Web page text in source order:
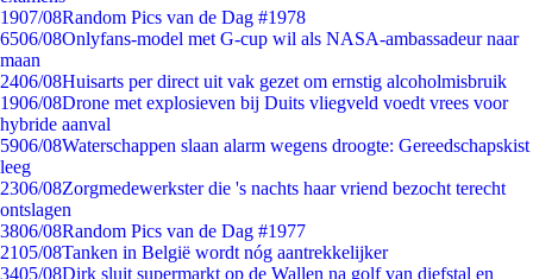
1907/08Random Pics van de Dag #1978
6506/08Onlyfans-model met G-cup wil als NASA-ambassadeur naar
maan
2406/08Huisarts per direct uit vak gezet om ernstig alcoholmisbruik
1906/08Drone met explosieven bij Duits vliegveld voedt vrees voor
hybride aanval
5906/08Waterschappen slaan alarm wegens droogte: Gereedschapskist
leeg
2306/08Zorgmedewerkster die 's nachts haar vriend bezocht terecht
ontslagen
3806/08Random Pics van de Dag #1977
2105/08Tanken in België wordt nóg aantrekkelijker
3405/08Dirk sluit supermarkt op de Wallen na golf van diefstal en